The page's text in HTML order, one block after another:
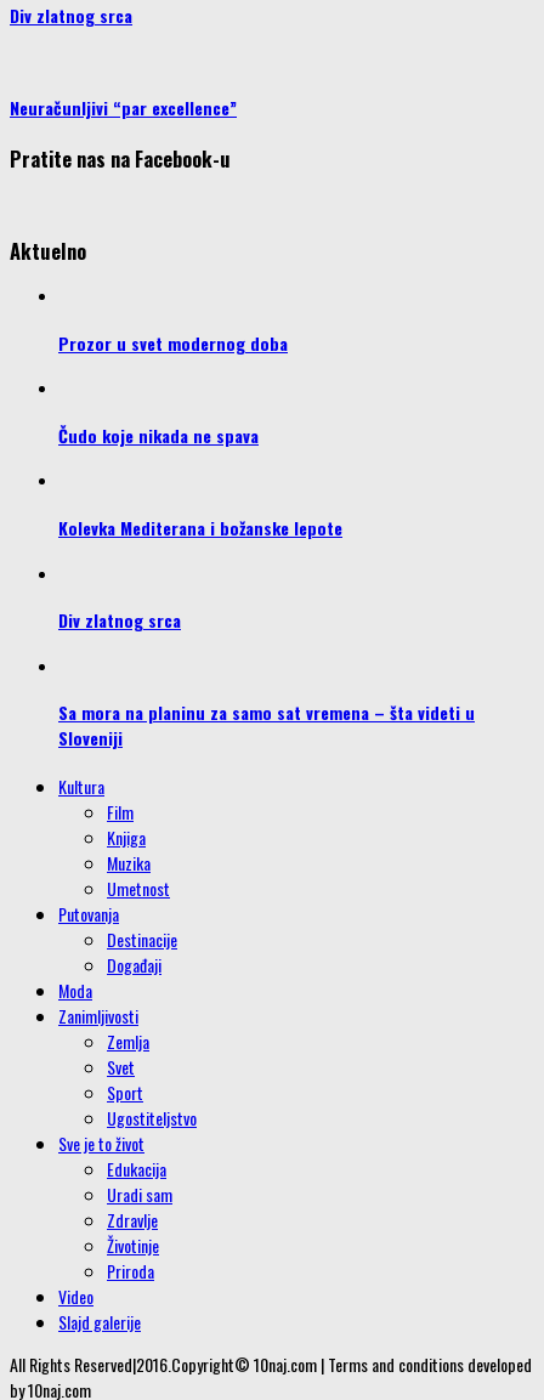
Div zlatnog srca
Neuračunljivi “par excellence”
Pratite nas na Facebook-u
Aktuelno
Prozor u svet modernog doba
Čudo koje nikada ne spava
Kolevka Mediterana i božanske lepote
Div zlatnog srca
Sa mora na planinu za samo sat vremena – šta videti u
Sloveniji
Kultura
Film
Knjiga
Muzika
Umetnost
Putovanja
Destinacije
Događaji
Moda
Zanimljivosti
Zemlja
Svet
Sport
Ugostiteljstvo
Sve je to život
Edukacija
Uradi sam
Zdravlje
Životinje
Priroda
Video
Slajd galerije
All Rights Reserved|2016.Copyright© 10naj.com | Terms and conditions developed
by 10naj.com